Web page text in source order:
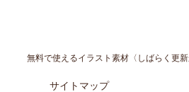
無料で使えるイラスト素材〈しばらく更
サイトマップ